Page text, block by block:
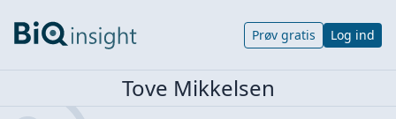
Prøv gratis Log ind
Tove Mikkelsen